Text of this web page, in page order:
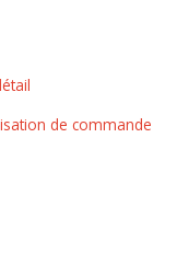
de commande